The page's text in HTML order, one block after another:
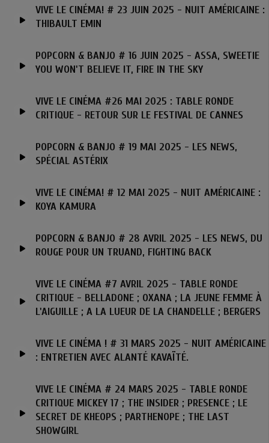
VIVE LE CINÉMA! # 23 JUIN 2025 - NUIT AMÉRICAINE :
THIBAULT EMIN
POPCORN & BANJO # 16 JUIN 2025 - ASSA, SWEETIE
YOU WON'T BELIEVE IT, FIRE IN THE SKY
VIVE LE CINÉMA #26 MAI 2025 : TABLE RONDE
CRITIQUE - RETOUR SUR LE FESTIVAL DE CANNES
POPCORN & BANJO # 19 MAI 2025 - LES NEWS,
SPÉCIAL ASTÉRIX
VIVE LE CINÉMA! # 12 MAI 2025 - NUIT AMÉRICAINE :
KOYA KAMURA
POPCORN & BANJO # 28 AVRIL 2025 - LES NEWS, DU
ROUGE POUR UN TRUAND, FIGHTING BACK
VIVE LE CINÉMA #7 AVRIL 2025 - TABLE RONDE
CRITIQUE - BELLADONE ; OXANA ; LA JEUNE FEMME À
L'AIGUILLE ; A LA LUEUR DE LA CHANDELLE ; BERGERS
VIVE LE CINÉMA ! # 31 MARS 2025 - NUIT AMÉRICAINE
: ENTRETIEN AVEC ALANTÉ KAVAÏTÉ.
VIVE LE CINÉMA # 24 MARS 2025 - TABLE RONDE
CRITIQUE MICKEY 17 ; THE INSIDER ; PRESENCE ; LE
SECRET DE KHEOPS ; PARTHENOPE ; THE LAST
SHOWGIRL